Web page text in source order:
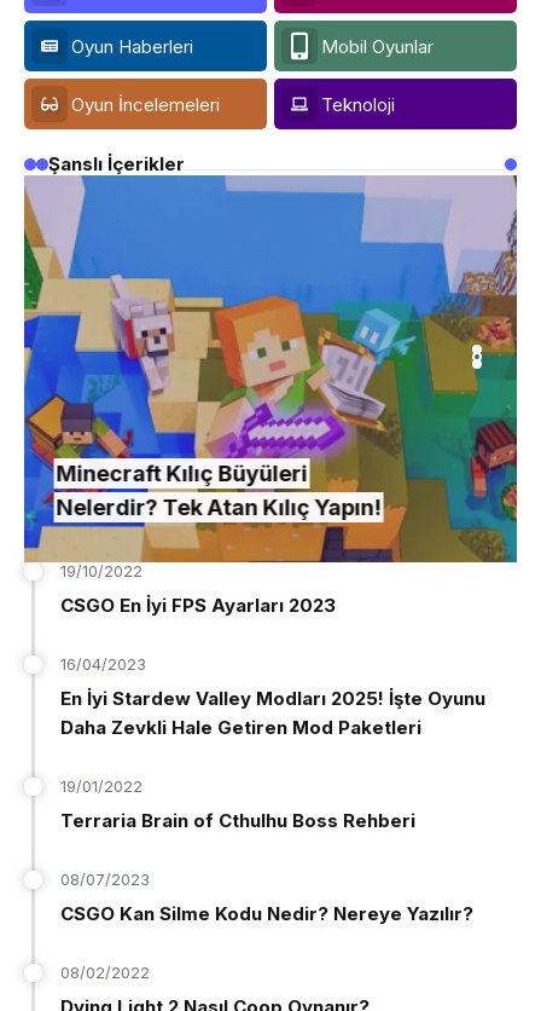
Oyun Haberleri Mobil Oyunlar
Oyun İncelemeleri Teknoloji
Şanslı İçerikler
Minecraft Kılıç Büyüleri
Nelerdir? Tek Atan Kılıç Yapın!
19/10/2022
CSGO En İyi FPS Ayarları 2023
16/04/2023
En İyi Stardew Valley Modları 2025! İşte Oyunu
Daha Zevkli Hale Getiren Mod Paketleri
19/01/2022
Terraria Brain of Cthulhu Boss Rehberi
08/07/2023
CSGO Kan Silme Kodu Nedir? Nereye Yazılır?
08/02/2022